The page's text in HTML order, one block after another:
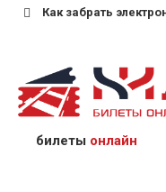
Как забрать
назвав кассиру 14-
предъявив
кого оформлен
билеты онлайн